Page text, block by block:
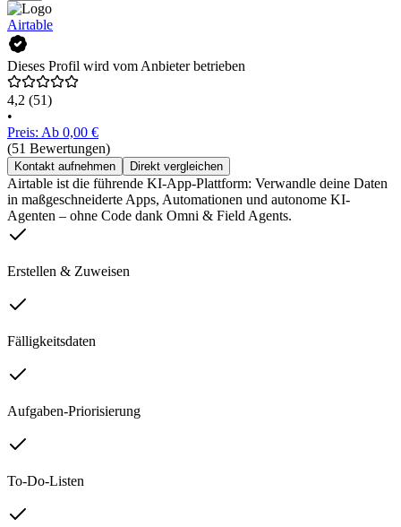
Airtable
Dieses Profil wird vom Anbieter betrieben
4,2 (51)
•
Preis: Ab 0,00 €
(51 Bewertungen)
Kontakt aufnehmen Direkt vergleichen
Airtable ist die führende KI-App-Plattform: Verwandle deine Daten
in maßgeschneiderte Apps, Automationen und autonome KI-
Agenten – ohne Code dank Omni & Field Agents.
Erstellen & Zuweisen
Fälligkeitsdaten
Aufgaben-Priorisierung
To-Do-Listen